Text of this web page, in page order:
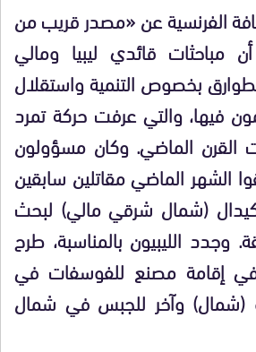
الفرنسية عن «مصدر قريب من
أن مباحثات قائدي ليبيا ومالي
بخصوص التنمية واستقلال
فيها، والتي عرفت حركة تمرد
القرن الماضي. وكان مسؤولون
الشهر الماضي مقاتلين سابقين
(شمال شرقي مالي) لبحث
وجدد الليبيون بالمناسبة، طرح
في إقامة مصنع للفوسفات في
(شمال) وآخر للجبس في شمال